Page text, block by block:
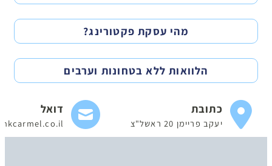
מהי עסקת פקטורינג?
הלוואות ללא בטחונות וערבים
כתובת
יעקב פריימן 20 ראשל"צ
דואל